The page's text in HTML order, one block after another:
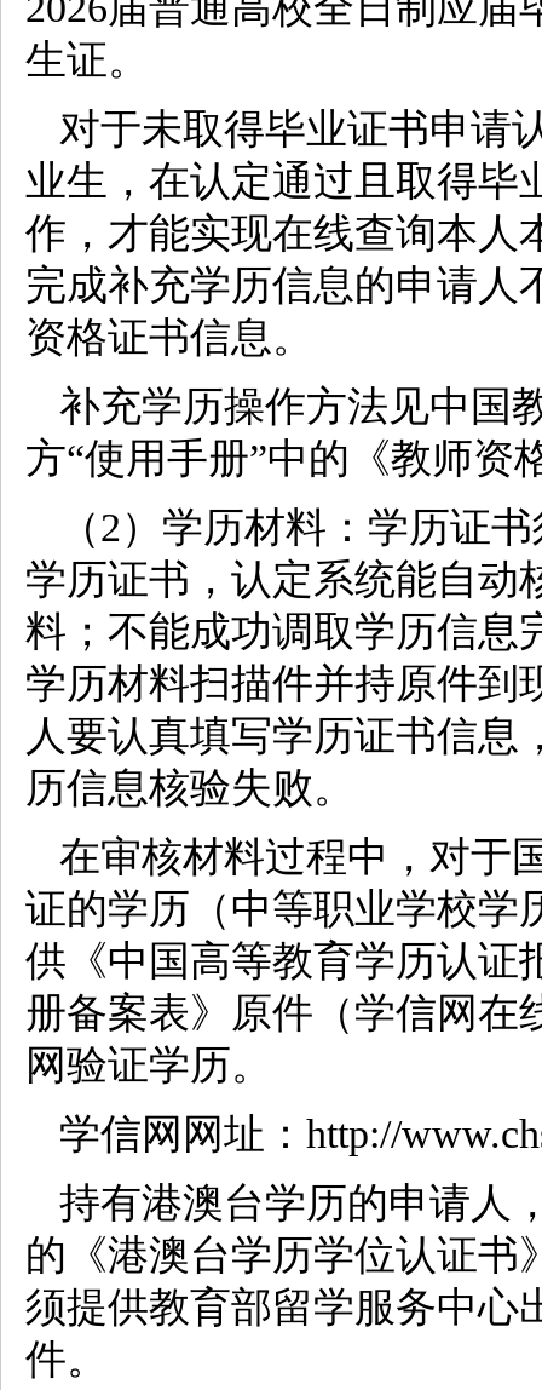
生证。
对于未取得毕业证书申请
业生，在认定通过且取得毕
作，才能实现在线查询本人
完成补充学历信息的申请人
资格证书信息。
补充学历操作方法见中国
方“使用手册”中的《教师资
（2）学历材料：学历证
学历证书，认定系统能自动
料；不能成功调取学历信息
学历材料扫描件并持原件到
人要认真填写学历证书信
历信息核验失败。
在审核材料过程中，对于
证的学历（中等职业学校学
供《中国高等教育学历认证
册备案表》原件（学信网在
网验证学历。
学信网网址：http://
持有港澳台学历的申请人
的《港澳台学历学位认证书
须提供教育部留学服务中心
件。